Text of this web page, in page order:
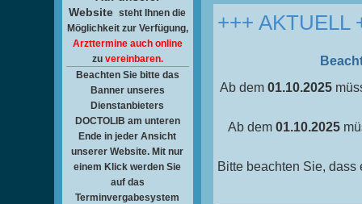
Website steht Ihnendie
Möglichkeit zur Verfügung,
Arzttermine auch online
zu vereinbaren.
Beachten Sie bitte das
Banner unseres
Dienstanbieters
DOCTOLIB am unteren
Ende in jeder Ansicht
unserer Website. Mit nur
einem Klick werden Sie
auf das
Terminvergabesystem
+++ AKTUELL
Ab dem 01.10.2025
Ab dem01.10.2025
Bitte beachten Sie,